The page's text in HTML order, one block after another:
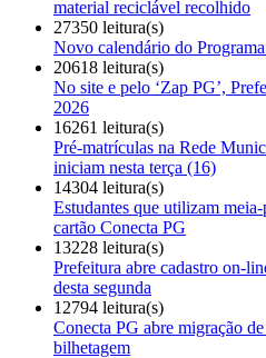
material reciclável recolhido
27350 leitura(s)
Novo calendário do
20618 leitura(s)
No site e pelo ‘Zap PG’,
2026
16261 leitura(s)
Pré-matrículas na Rede
iniciam nesta terça (16)
14304 leitura(s)
Estudantes que utilizam
cartão Conecta PG
13228 leitura(s)
Prefeitura abre cadastro on-
desta segunda
12794 leitura(s)
Conecta PG abre migração
bilhetagem